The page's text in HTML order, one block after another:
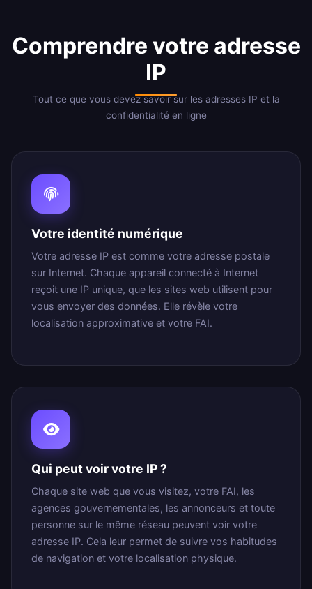
Comprendre votre adresse
IP
Tout ce que vous devez savoir sur les adresses IP et la
confidentialité en ligne
Votre identité numérique
Votre adresse IP est comme votre adresse postale
sur Internet. Chaque appareil connecté à Internet
reçoit une IP unique, que les sites web utilisent pour
vous envoyer des données. Elle révèle votre
localisation approximative et votre FAI.
Qui peut voir votre IP ?
Chaque site web que vous visitez, votre FAI, les
agences gouvernementales, les annonceurs et toute
personne sur le même réseau peuvent voir votre
adresse IP. Cela leur permet de suivre vos habitudes
de navigation et votre localisation physique.